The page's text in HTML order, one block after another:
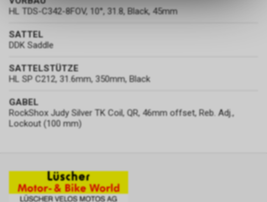
HL TDS-C342-8FOV, 10°, 31.8, Black, 45mm
SATTEL
DDK Saddle
SATTELSTÜTZE
HL SP C212, 31.6mm, 350mm, Black
GABEL
RockShox Judy Silver TK Coil, QR, 46mm offset, Reb. Adj.,
Lockout (100 mm)
dass die gespeicherten Daten